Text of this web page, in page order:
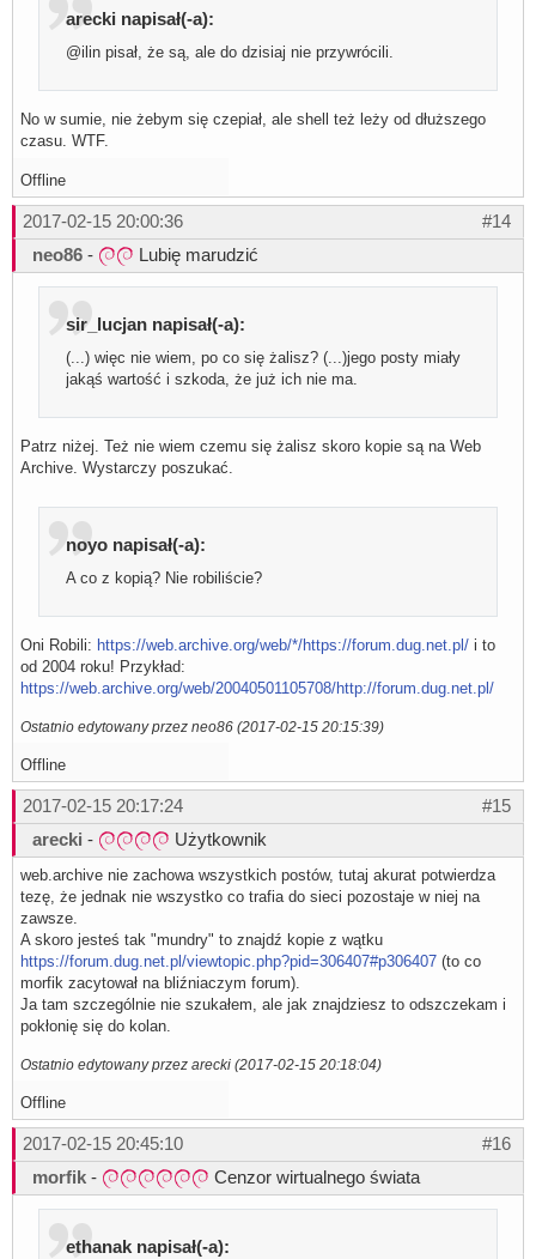
arecki napisał(-a):
@ilin pisał, że są, ale do dzisiaj nie przywrócili.
No w sumie, nie żebym się czepiał, ale shell też leży od dłuższego
czasu. WTF.
Offline
#14
2017-02-15 20:00:36
neo86 - Lubię marudzić
sir_lucjan napisał(-a):
(...) więc nie wiem, po co się żalisz? (...)jego posty miały
jakąś wartość i szkoda, że już ich nie ma.
Patrz niżej. Też nie wiem czemu się żalisz skoro kopie są na Web
Archive. Wystarczy poszukać.
noyo napisał(-a):
A co z kopią? Nie robiliście?
Oni Robili: https://web.archive.org/web/*/https://forum.dug.net.pl/ i to
od 2004 roku! Przykład:
https://web.archive.org/web/20040501105708/http://forum.dug.net.pl/
Ostatnio edytowany przez neo86 (2017-02-15 20:15:39)
Offline
#15
2017-02-15 20:17:24
arecki - Użytkownik
web.archive nie zachowa wszystkich postów, tutaj akurat potwierdza
tezę, że jednak nie wszystko co trafia do sieci pozostaje w niej na
zawsze.
A skoro jesteś tak "mundry" to znajdź kopie z wątku
https://forum.dug.net.pl/viewtopic.php?pid=306407#p306407 (to co
morfik zacytował na bliźniaczym forum).
Ja tam szczególnie nie szukałem, ale jak znajdziesz to odszczekam i
pokłonię się do kolan.
Ostatnio edytowany przez arecki (2017-02-15 20:18:04)
Offline
#16
2017-02-15 20:45:10
morfik - Cenzor wirtualnego świata
ethanak napisał(-a):